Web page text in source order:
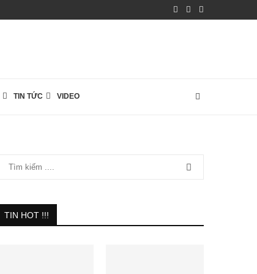
TIN TỨC VIDEO
TIN HOT !!!